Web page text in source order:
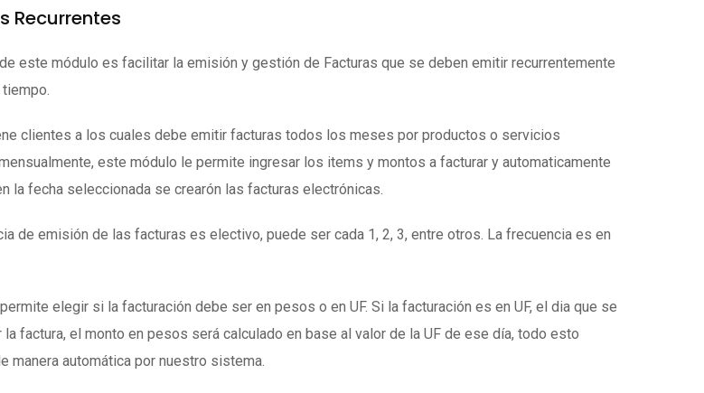
Recurrentes
este módulo es facilitar la emisión y gestión de Facturas que se deben emitir recurrentemente
clientes a los cuales debe emitir facturas todos los meses por productos o servicios
este módulo le permite ingresar los items y montos a facturar y automaticamente
la fecha seleccionada se crearón las facturas electrónicas.
de emisión de las facturas es electivo, puede ser cada 1, 2, 3, entre otros. La frecuencia es en
elegir si la facturación debe ser en pesos o en UF. Si la facturación es en UF, el dia que se
factura, el monto en pesos será calculado en base al valor de la UF de ese día, todo esto
manera automática por nuestro sistema.